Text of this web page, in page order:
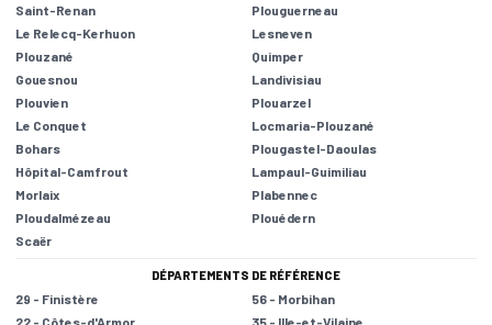
Saint-Renan
Plouguerneau
Le Relecq-Kerhuon
Lesneven
Plouzané
Quimper
Gouesnou
Landivisiau
Plouvien
Plouarzel
Le Conquet
Locmaria-Plouzané
Bohars
Plougastel-Daoulas
Hôpital-Camfrout
Lampaul-Guimiliau
Morlaix
Plabennec
Ploudalmézeau
Plouédern
Scaër
DÉPARTEMENTS DE RÉFÉRENCE
29 - Finistère
56 - Morbihan